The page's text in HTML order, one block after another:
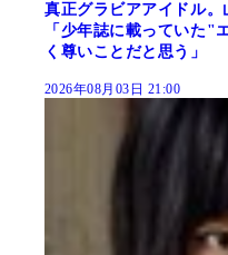
真正グラビアアイドル
「少年誌に載っていた"
く尊いことだと思う」
2026年08月03日 21:00